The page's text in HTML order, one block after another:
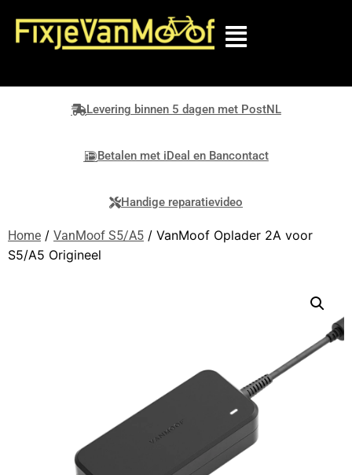
Levering binnen 5 dagen met PostNL
Betalen met iDeal en Bancontact
Handige reparatievideo
Home / VanMoof S5/A5 / VanMoof Oplader 2A voor
S5/A5 Origineel